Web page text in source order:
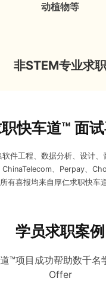
动植物等
非STEM专业求职
快车道™ 面
件工程、数据分析、设计、
、Perpay、
有喜报均来自厚仁求职快车
学员求职案例
™️项目成功帮助数千名
Offer